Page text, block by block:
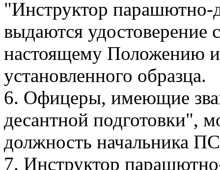
"Инструктор парашютно-
выдаются
настоящему Положению
установленного образца.
6. Офицеры, имеющие
десантной подготовки",
должность начальника
7. Инструктор